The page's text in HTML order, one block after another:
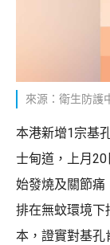
來源：衛生防護
本港新增1宗基
士甸道，上月
始發燒及關節痛
排在無蚊環境下
本，證實對基孔